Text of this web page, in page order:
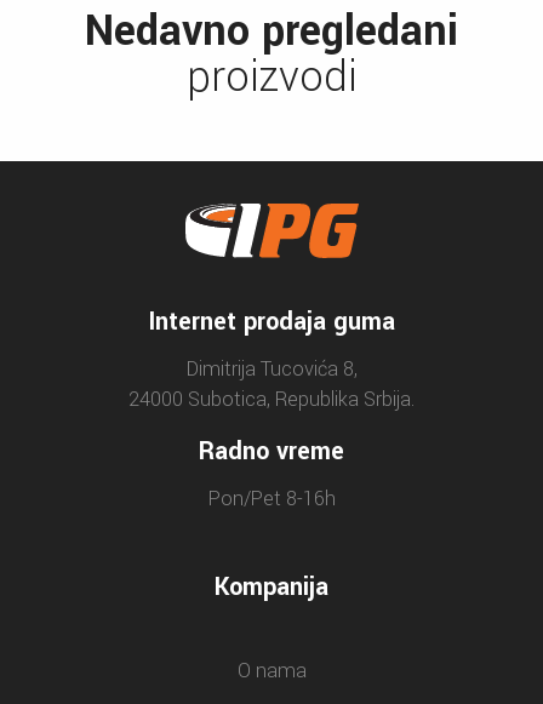
Nedavno pregledani
proizvodi
Internet prodaja guma
Dimitrija Tucovića 8,
24000 Subotica, Republika Srbija.
Radno vreme
Pon/Pet 8-16h
Kompanija
O nama